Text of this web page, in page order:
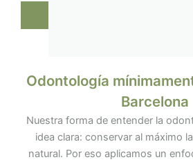
Odontología
Barcelona
Nuestra forma de entender la
idea clara: conservar al máximo
natural. Por eso aplicamos un